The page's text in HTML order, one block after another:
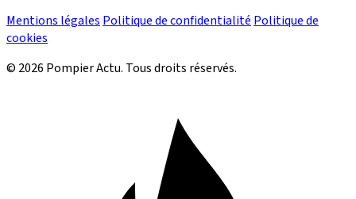
Mentions légales Politique de confidentialité Politique de
cookies
© 2026 Pompier Actu. Tous droits réservés.